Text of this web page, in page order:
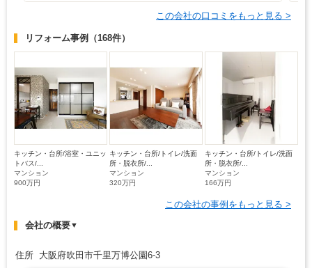
この会社の口コミをもっと見る >
リフォーム事例 （168件）
キッチン・台所/浴室・ユニッ
トバス/...
マンション
900万円
キッチン・台所/トイレ/洗面
所・脱衣所/...
マンション
320万円
キッチン・台所/トイレ/洗面
所・脱衣所/...
マンション
166万円
この会社の事例をもっと見る >
会社の概要▼
住所 大阪府吹田市千里万博公園6-3